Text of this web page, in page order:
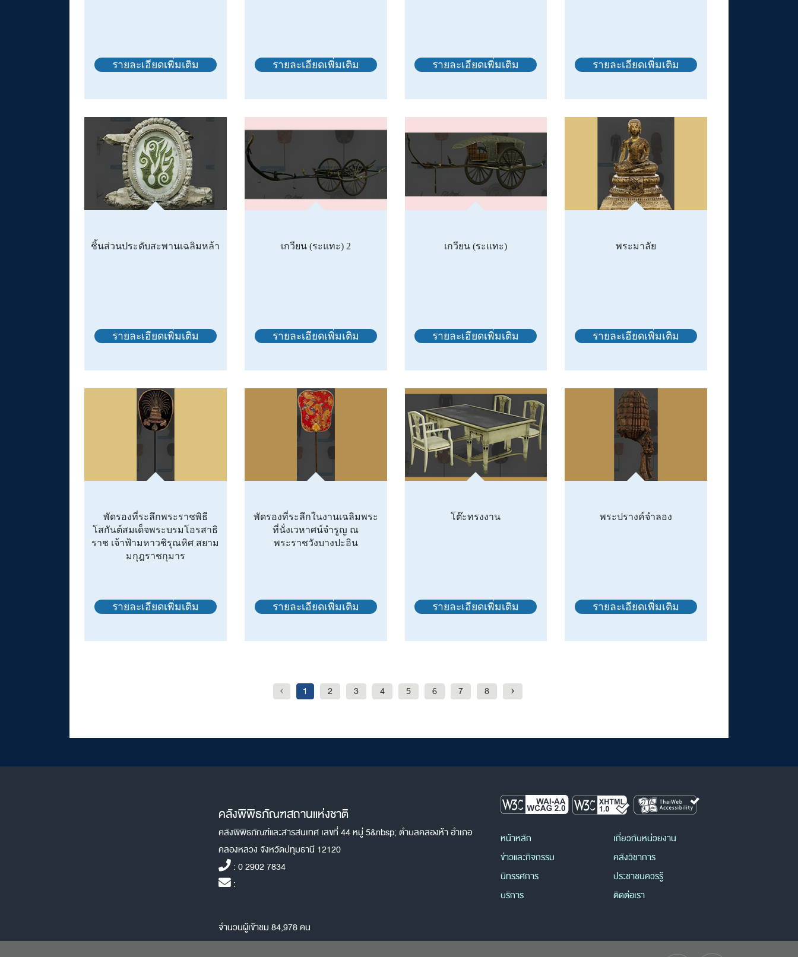
รายละเอียดเพิ่มเติม รายละเอียดเพิ่มเติม รายละเอียดเพิ่มเติม รายละเอียดเพิ่มเติม
ชิ้นส่วนประดับสะพานเฉลิมหล้า
รายละเอียดเพิ่มเติม
เกวียน (ระแทะ) 2
รายละเอียดเพิ่มเติม
เกวียน (ระแทะ)
รายละเอียดเพิ่มเติม
พระมาลัย
รายละเอียดเพิ่มเติม
พัดรองที่ระลึกพระราชพิธี
โสกันต์สมเด็จพระบรมโอรสาธิ
ราช เจ้าฟ้ามหาวชิรุณหิศ สยาม
มกุฎราชกุมาร
รายละเอียดเพิ่มเติม
พัดรองที่ระลึกในงานเฉลิมพระ
ที่นั่งเวหาศน์จำรูญ ณ
พระราชวังบางปะอิน
รายละเอียดเพิ่มเติม
โต๊ะทรงงาน
รายละเอียดเพิ่มเติม
พระปรางค์จำลอง
รายละเอียดเพิ่มเติม
‹ 1 2 3 4 5 6 7 8 ›
คลังพิพิธภัณฑสถานแห่งชาติ
คลังพิพิธภัณฑ์และสารสนเทศ เลขที่ 44 หมู่ 5&nbsp; ตำบลคลองห้า อำเภอ
คลองหลวง จังหวัดปทุมธานี 12120
: 0 2902 7834
:
จำนวนผู้เข้าชม 84,978 คน
หน้าหลัก
ข่าวและกิจกรรม
นิทรรศการ
บริการ
เกี่ยวกับหน่วยงาน
คลังวิชาการ
ประชาชนควรรู้
ติดต่อเรา